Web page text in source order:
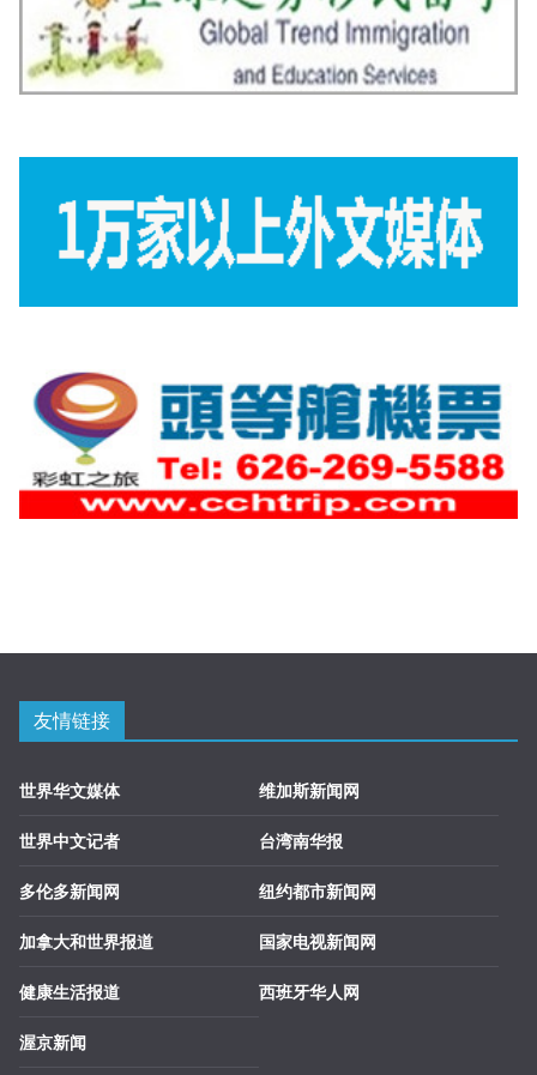
友情链接
世界华文媒体
世界中文记者
多伦多新闻网
加拿大和世界报道
健康生活报道
渥京新闻
维加斯新闻网
台湾南华报
纽约都市新闻网
国家电视新闻网
西班牙华人网